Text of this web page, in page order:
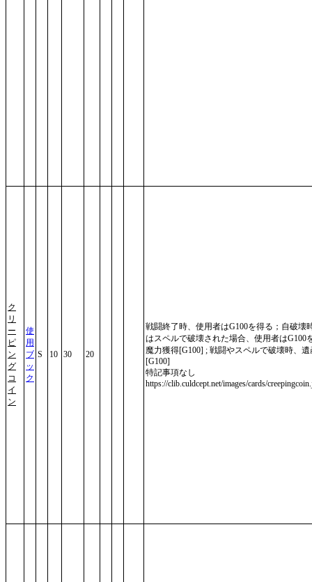
ク
リ
ー
ピ
ン
グ
コ
イ
ン
使
用
ブ
ッ
ク
S 10 30 20
戦闘終了時、使用者はG100を得る；自破壊
はスペルで破壊された場合、使用者はG100
魔力獲得[G100] ; 戦闘やスペルで破壊時、遺
[G100]
特記事項なし
https://clib.culdcept.net/images/cards/